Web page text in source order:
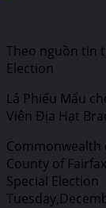
Theo nguồn tin
Election
Lá Phiếu Mẩu
Viên Địa Hạt
Commonwealth
County of Fairfax
Special Election